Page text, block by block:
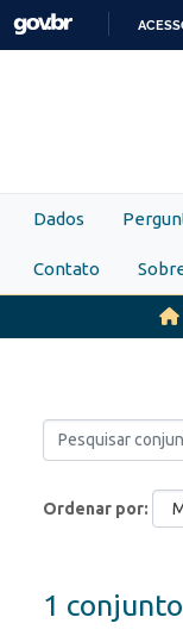
Skip to main content
Dados
Contato
Ordenar por
1